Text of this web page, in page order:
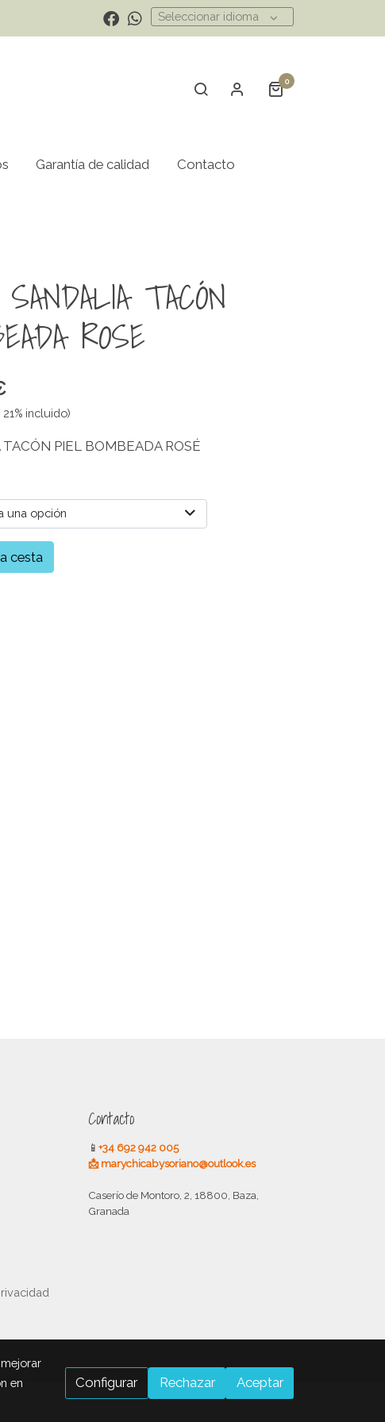
Seleccionar idioma
0
Garantía de calidad Contacto
TACÓN
ROSE
incluido)
PIEL BOMBEADA ROSÉ
una opción
cesta
Contacto
📱 +34 692 942 005
📩 marychicabysoriano@outlook.es
Caserío de Montoro, 2, 18800, Baza,
Granada
en
Configurar Rechazar Aceptar